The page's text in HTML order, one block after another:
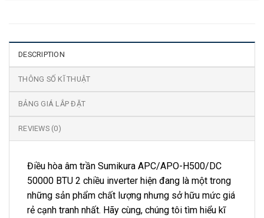
DESCRIPTION
THÔNG SỐ KĨ THUẬT
BẢNG GIÁ LẮP ĐẶT
REVIEWS (0)
Điều hòa âm trần Sumikura APC/APO-H500/DC
50000 BTU 2 chiều inverter hiện đang là một trong
những sản phẩm chất lượng nhưng sở hữu mức giá
rẻ cạnh tranh nhất. Hãy cùng, chúng tôi tìm hiểu kĩ